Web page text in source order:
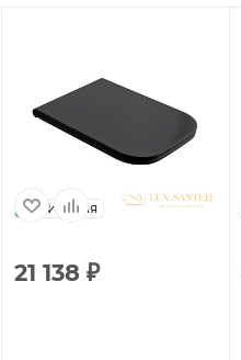
Италия
21 138 ₽